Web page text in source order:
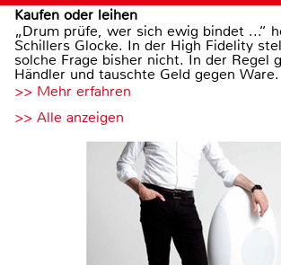
Kaufen oder leihen
„Drum prüfe, wer sich ewig bindet ...“
Schillers Glocke. In der High Fidelity
solche Frage bisher nicht. In der Regel
Händler und tauschte Geld gegen Ware.
>> Mehr erfahren
>> Alle anzeigen